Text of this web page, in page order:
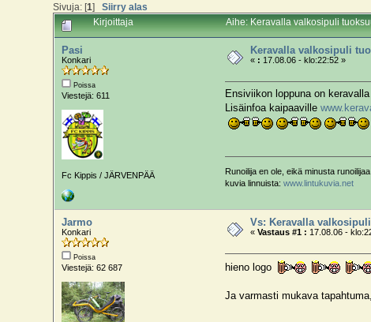
Sivuja: [1]Siirry alas
Kirjoittaja Aihe: Keravalla valkosipuli
Pasi
Konkari
Poissa
Viestejä: 611
Fc Kippis / JÄRVENPÄÄ
Keravalla valkosipuli
« : 17.08.06 - klo:22:52 »
Ensiviikon loppuna on
Lisäinfoa kaipaaville
Runoilija en ole, eikä minusta
kuvia linnuista: www.lintukuvia.net
Jarmo
Konkari
Poissa
Viestejä: 62 687
Vs: Keravalla
«Vastaus #1 : 17.08.06 -
hieno logo
Ja varmasti mukava